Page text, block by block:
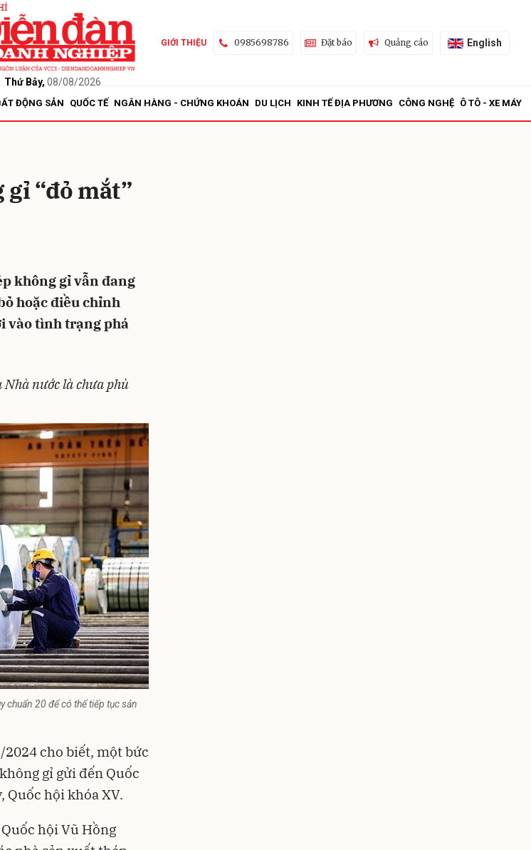
Thứ Bảy, 08/08/2026
GIỚI THIỆU 0985698786 Đặt báo Quảng cáo English
ĐỘNG SẢN QUỐC TẾ NGÂN HÀNG - CHỨNG KHOÁN DU LỊCH KINH TẾ ĐỊA PHƯƠNG CÔNG NGHỆ Ô TÔ - XE MÁY
“đỏ mắt”
không gỉ vẫn đang
hoặc điều chỉnh
vào tình trạng phá
nước là chưa phù
chuẩn 20 để có thể tiếp tục sản
cho biết, một bức
gỉ gửi đến Quốc
Quốc hội khóa XV.
hội Vũ Hồng